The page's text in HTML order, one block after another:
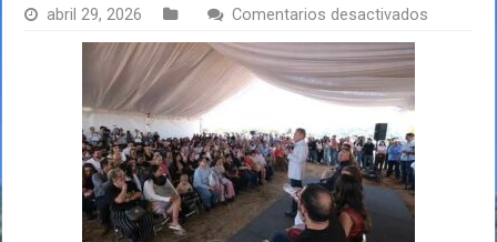
abril 29, 2026 Comentarios desactivados